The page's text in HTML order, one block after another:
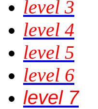
level 3
level 4
level 5
level 6
level 7